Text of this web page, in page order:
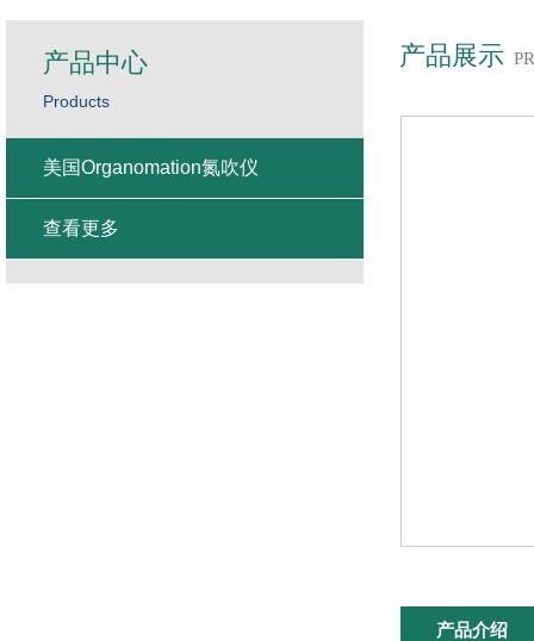
产品展示
产品介绍
产品中心
Products
美国Organomation氮吹仪
查看更多